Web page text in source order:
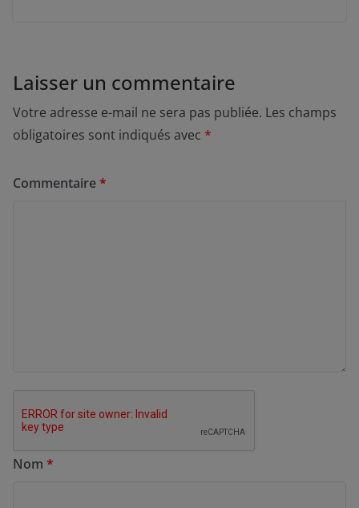
Laisser un commentaire
Votre adresse e-mail ne sera pas publiée. Les champs
obligatoires sont indiqués avec *
Commentaire*
Nom *